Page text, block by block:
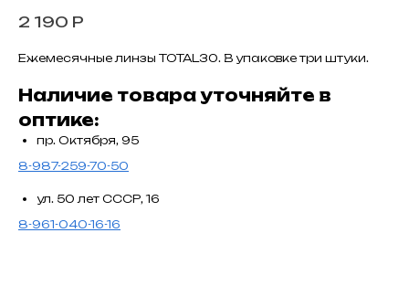
2 190 Р
Ежемесячные линзы TOTAL30. В упаковке три штуки.
Наличие товара уточняйте в
оптике:
пр. Октября, 95
8-987-259-70-50
ул. 50 лет СССР, 16
8-961-040-16-16